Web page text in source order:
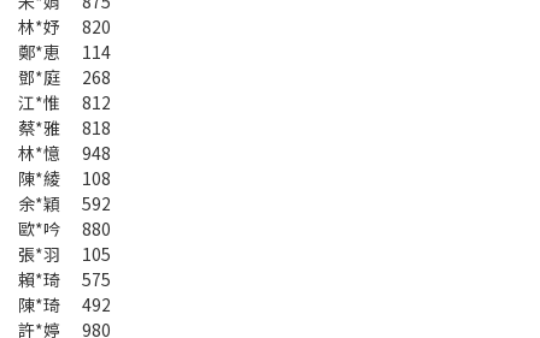
林*妤 820
鄭*恵 114
鄧*庭 268
江*惟 812
蔡*雅 818
林*憶 948
陳*綾 108
余*穎 592
歐*吟 880
張*羽 105
賴*琦 575
陳*琦 492
許*婷 980